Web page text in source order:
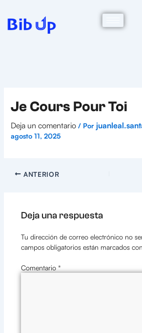
contenido
Je Cours Pour Toi
Deja un comentario / Por
agosto 11, 2025
ANTERIOR
Deja una respuesta
Tu dirección de correo electrónico no
campos obligatorios están marcados con
Comentario *